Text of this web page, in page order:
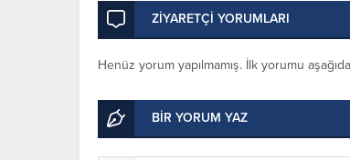
ZİYARETÇİ YORUMLARI
Henüz yorum yapılmamış. İlk yorumu
BİR YORUM YAZ